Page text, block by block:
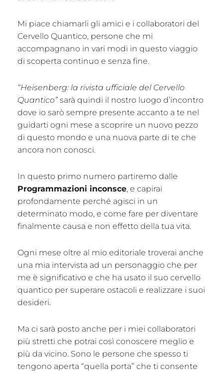
Mi piace chiamarli gli amici e i collaboratori del
Cervello Quantico, persone che mi
accompagnano in vari modi in questo viaggio
di scoperta continuo e senza fine.
“Heisenberg: la rivista ufficiale del Cervello
Quantico” sarà quindi il nostro luogo d’incontro
dove io sarò sempre presente accanto a te nel
guidarti ogni mese a scoprire un nuovo pezzo
di questo mondo e una nuova parte di te che
ancora non conosci.
In questo primo numero partiremo dalle
Programmazioni inconsce, e capirai
profondamente perché agisci in un
determinato modo, e come fare per diventare
finalmente causa e non effetto della tua vita.
Ogni mese oltre al mio editoriale troverai anche
una mia intervista ad un personaggio che per
me è significativo e che ha usato il suo cervello
quantico per superare ostacoli e realizzare i suoi
desideri.
Ma ci sarà posto anche per i miei collaboratori
più stretti che potrai così conoscere meglio e
più da vicino. Sono le persone che spesso ti
tengono aperta “quella porta” che ti consente